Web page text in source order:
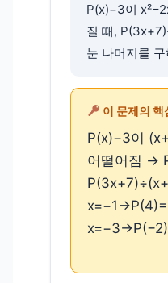
P(x)−3이
질 때,
눈 나머지를
이 문제의
P(x)−3이
어떨어짐 →